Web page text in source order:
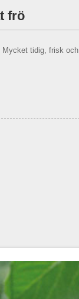
frö
tidig, frisk